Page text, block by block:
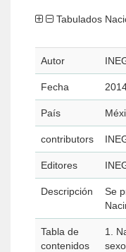
Tabulados
Autor
Fecha
País
contributors
Editores
Descripción
Se
Tabla de
contenidos
1.